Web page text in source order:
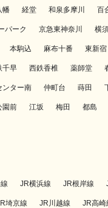
幡 経堂 和泉多摩川 百
パーク 京急東神奈川 横
本駒込 麻布十番 東新宿
千早 西鉄香椎 薬師堂
ンター南 仲町台 蒔田
園前 江坂 梅田 都島
JR横浜線 JR根岸線
埼京線 JR川越線 JR高崎